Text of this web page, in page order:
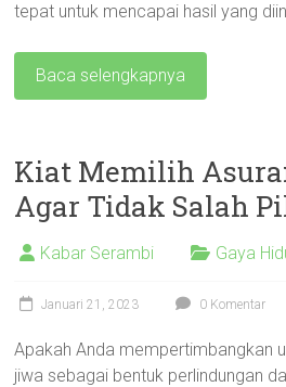
tepat untuk mencapai hasil yang
Baca selengkapnya
Kiat Memilih
Agar Tidak Salah
Kabar Serambi Gaya
Januari 21, 2023 0 Komentar
Apakah Anda mempertimbangkan
jiwa sebagai bentuk perlindungan